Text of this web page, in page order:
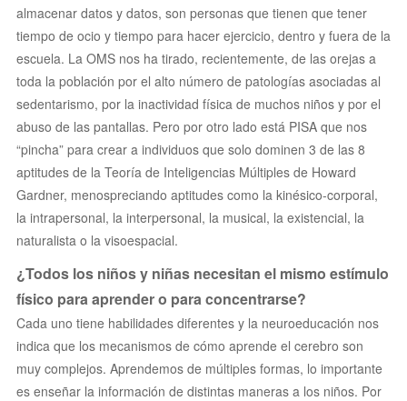
almacenar datos y datos, son personas que tienen que tener
tiempo de ocio y tiempo para hacer ejercicio, dentro y fuera de la
escuela. La OMS nos ha tirado, recientemente, de las orejas a
toda la población por el alto número de patologías asociadas al
sedentarismo, por la inactividad física de muchos niños y por el
abuso de las pantallas. Pero por otro lado está PISA que nos
“pincha” para crear a individuos que solo dominen 3 de las 8
aptitudes de la Teoría de Inteligencias Múltiples de Howard
Gardner, menospreciando aptitudes como la kinésico-corporal,
la intrapersonal, la interpersonal, la musical, la existencial, la
naturalista o la visoespacial.
¿Todos los niños y niñas necesitan el mismo estímulo
físico para aprender o para concentrarse?
Cada uno tiene habilidades diferentes y la neuroeducación nos
indica que los mecanismos de cómo aprende el cerebro son
muy complejos. Aprendemos de múltiples formas, lo importante
es enseñar la información de distintas maneras a los niños. Por